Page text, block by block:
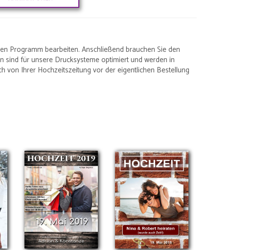
Programm bearbeiten. Anschließend brauchen Sie den
sind für unsere Drucksysteme optimiert und werden in
von Ihrer Hochzeitszeitung vor der eigentlichen Bestellung